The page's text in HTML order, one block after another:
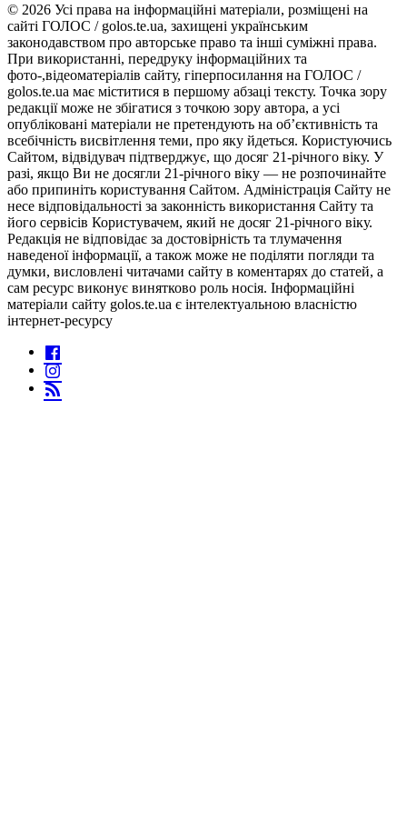
© 2026 Усі права на інформаційні матеріали, розміщені на
сайті ГОЛОС / golos.te.ua, захищені українським
законодавством про авторське право та інші суміжні права.
При використанні, передруку інформаційних та
фото-,відеоматеріалів сайту, гіперпосилання на ГОЛОС /
golos.te.ua має міститися в першому абзаці тексту. Точка зору
редакції може не збігатися з точкою зору автора, а усі
опубліковані матеріали не претендують на об’єктивність та
всебічність висвітлення теми, про яку йдеться. Користуючись
Сайтом, відвідувач підтверджує, що досяг 21-річного віку. У
разі, якщо Ви не досягли 21-річного віку — не розпочинайте
або припиніть користування Сайтом. Адміністрація Сайту не
несе відповідальності за законність використання Сайту та
його сервісів Користувачем, який не досяг 21-річного віку.
Редакція не відповідає за достовірність та тлумачення
наведеної інформації, а також може не поділяти погляди та
думки, висловлені читачами сайту в коментарях до статей, а
сам ресурс виконує винятково роль носія. Інформаційні
матеріали сайту golos.te.ua є інтелектуальною власністю
інтернет-ресурсу